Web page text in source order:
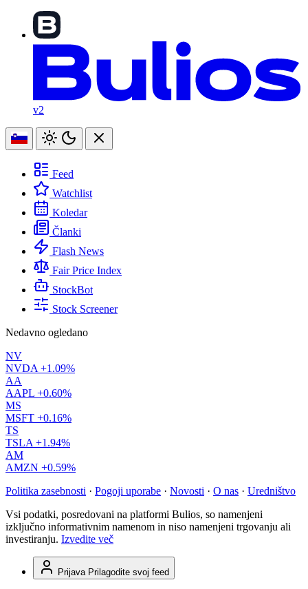
v2
Feed
Watchlist
Koledar
Članki
Flash News
Fair Price Index
StockBot
Stock Screener
Nedavno ogledano
NV
NVDA +1.09%
AA
AAPL +0.60%
MS
MSFT +0.16%
TS
TSLA +1.94%
AM
AMZN +0.59%
Politika zasebnosti · Pogoji uporabe · Novosti · O nas · Uredništvo
Vsi podatki, posredovani na platformi Bulios, so namenjeni
izključno informativnim namenom in niso namenjeni trgovanju ali
investiranju. Izvedite več
Prijava Prilagodite svoj feed